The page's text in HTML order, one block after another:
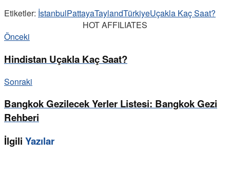
Etiketler: İstanbulPattayaTaylandTürkiyeUçakla Kaç Saat?
HOT AFFILIATES
Önceki
Hindistan Uçakla Kaç Saat?
Sonraki
Bangkok Gezilecek Yerler Listesi: Bangkok Gezi
Rehberi
İlgili Yazılar